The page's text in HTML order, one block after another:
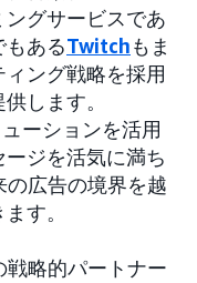
グサービスであ
もあるTwitchもま
ング戦略を採用
します。
ーションを活用
ジを活気に満ち
広告の境界を越
す。
略的パートナー